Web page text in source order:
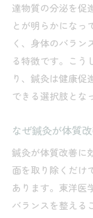
達物質の分泌を促
とが明らかになっ
く、身体のバラン
る特徴です。こう
り、鍼灸は健康
できる選択肢とな
なぜ鍼灸が体質
鍼灸が体質改善に
面を取り除くだけ
あります。東洋医
バランスを整える